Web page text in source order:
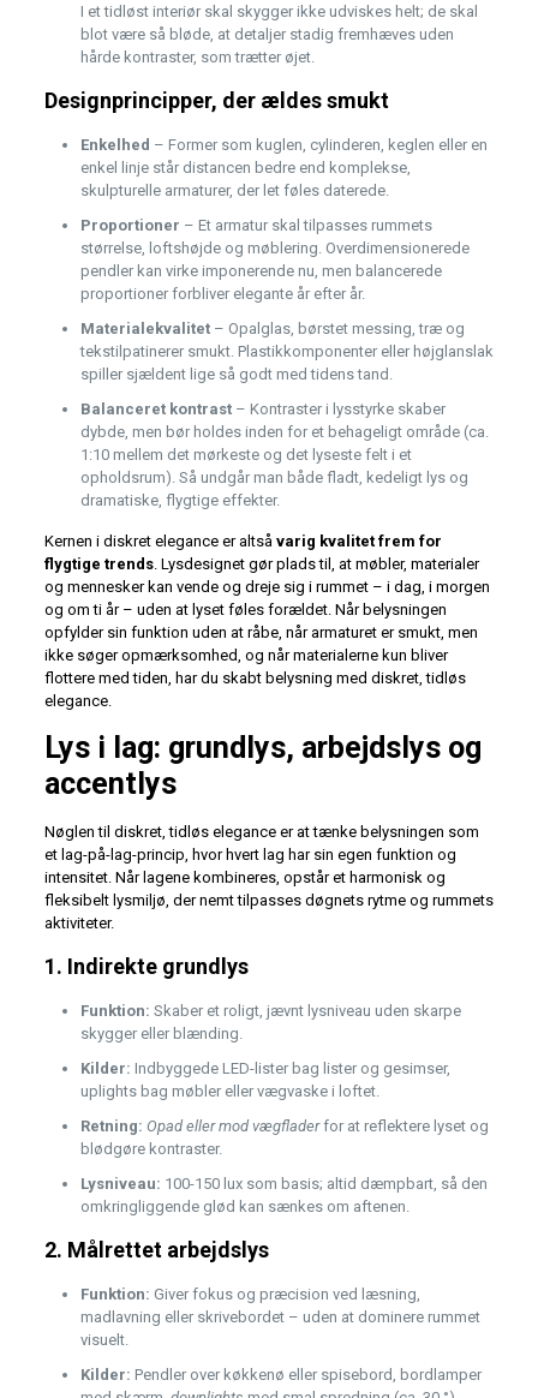
I et tidløst interiør skal skygger ikke udviskes helt; de skal
blot være så bløde, at detaljer stadig fremhæves uden
hårde kontraster, som trætter øjet.
Designprincipper, der ældes smukt
Enkelhed – Former som kuglen, cylinderen, keglen eller en
enkel linje står distancen bedre end komplekse,
skulpturelle armaturer, der let føles daterede.
Proportioner – Et armatur skal tilpasses rummets
størrelse, loftshøjde og møblering. Overdimensionerede
pendler kan virke imponerende nu, men balancerede
proportioner forbliver elegante år efter år.
Materialekvalitet– Opalglas, børstet messing, træ og
tekstilpatinerer smukt. Plastikkomponenter eller højglanslak
spiller sjældent lige så godt med tidens tand.
Balanceret kontrast– Kontraster i lysstyrke skaber
dybde, men bør holdes inden for et behageligt område (ca.
1:10 mellem det mørkeste og det lyseste felt i et
opholdsrum). Så undgår man både fladt, kedeligt lys og
dramatiske, flygtige effekter.
Kernen i diskret elegance er altså varig kvalitet frem for
flygtige trends. Lysdesignet gør plads til, at møbler, materialer
og mennesker kan vende og dreje sig i rummet – i dag, i morgen
og om ti år – uden at lyset føles forældet. Når belysningen
opfylder sin funktion uden at råbe, når armaturet er smukt, men
ikke søger opmærksomhed, og når materialerne kun bliver
flottere med tiden, har du skabt belysning med diskret, tidløs
elegance.
Lys i lag: grundlys, arbejdslys og
accentlys
Nøglen til diskret, tidløs elegance er at tænke belysningen som
et lag-på-lag-princip, hvor hvert lag har sin egen funktion og
intensitet. Når lagene kombineres, opstår et harmonisk og
fleksibelt lysmiljø, der nemt tilpasses døgnets rytme og rummets
aktiviteter.
1. Indirekte grundlys
Funktion: Skaber et roligt, jævnt lysniveau uden skarpe
skygger eller blænding.
Kilder: Indbyggede LED-lister bag lister og gesimser,
uplights bag møbler eller vægvaske i loftet.
Retning: Opad eller mod vægfladerfor at reflektere lyset og
blødgøre kontraster.
Lysniveau: 100-150 lux som basis; altid dæmpbart, så den
omkringliggende glød kan sænkes om aftenen.
2. Målrettet arbejdslys
Funktion: Giver fokus og præcision ved læsning,
madlavning eller skrivebordet – uden at dominere rummet
visuelt.
Kilder: Pendler over køkkenø eller spisebord, bordlamper